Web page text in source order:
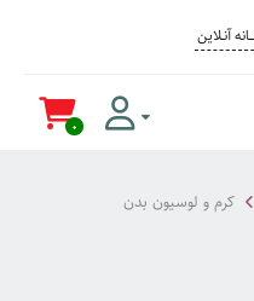
آنــلاین برای همــه
0
کرم و لوسیون بدن